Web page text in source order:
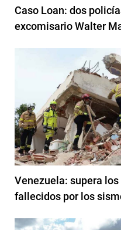
Caso Loan: dos
excomisario Walter
Venezuela: supera
fallecidos por los